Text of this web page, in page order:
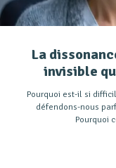
La
invisible
Pourquoi est-il si
défendons-nous
Pourquoi